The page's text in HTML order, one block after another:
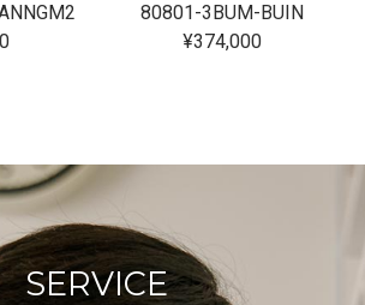
80801-3BUM-BUIN
¥374,000
SERVICE